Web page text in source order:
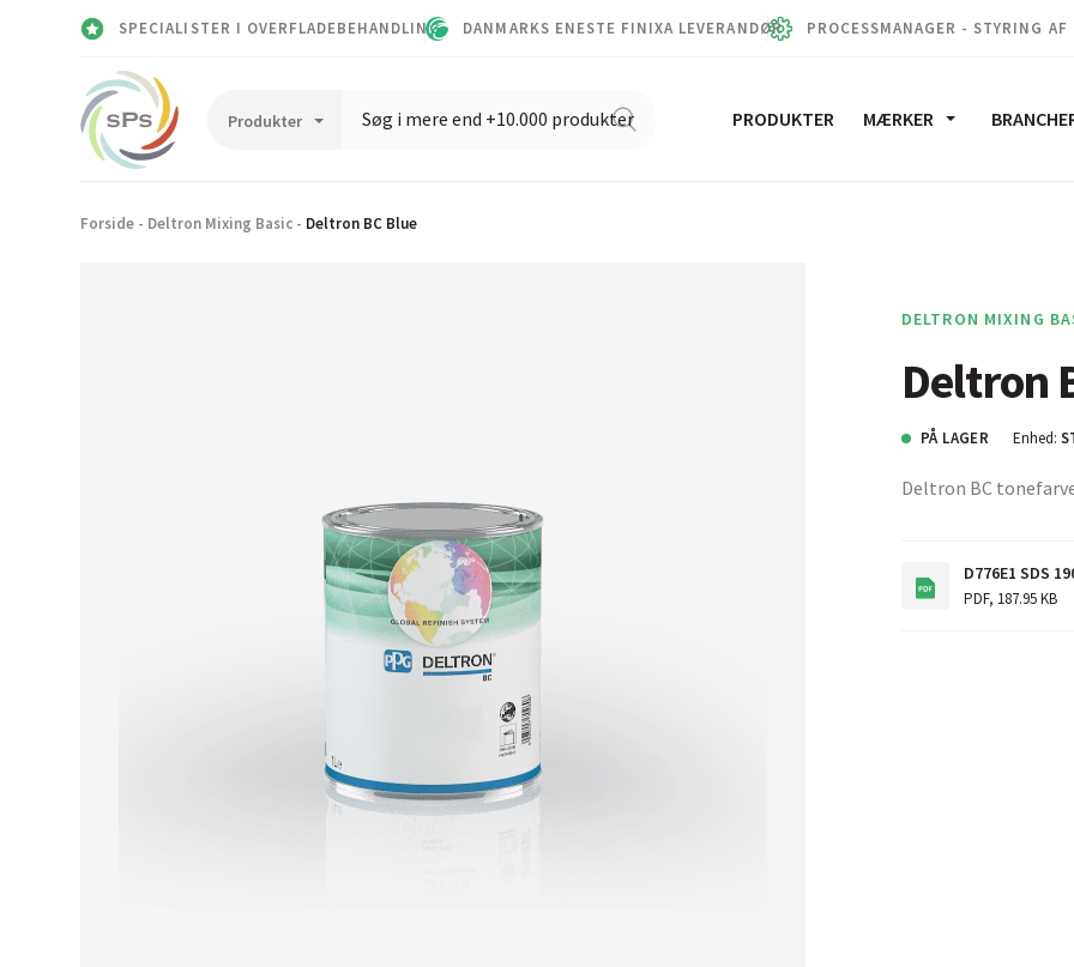
SPECIALISTER I OVERFLADEBEHANDLING DANMARKS ENESTE FINIXA LEVERANDØR PROCESSMANAGER - STYRING AF
PRODUKTER MÆRKER
Forside - Deltron Mixing Basic - Deltron BC Blue
DELTRON MIXING
Deltron
PÅ LAGER Enhed:
Deltron BC
D776E1 SDS
PDF, 187.95 KB